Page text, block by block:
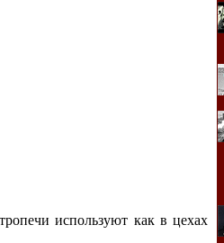
используют как в цехах